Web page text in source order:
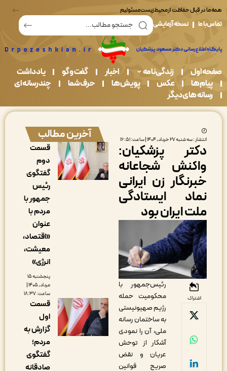
قبال حفاظت از محیط زیست مسئولیم
نسخه آزمایشی
زندگی نامه اخبار گفت و گو
یادداشت
ها
عکس پویش ها حرف شما
چندرسانه ای
های دیگر
: سه شنبه ۲۷ خرداد, ۱۴۰۴ | ساعت: ۱۶:۵۱
پزشکیان:
شجاعانه
زن ایرانی
ایستادگی
ایران بود
رئیس‌جمهور با
محکومیت حمله
رژیم صهیونیستی
به ساختمان رسانه
ملی، آن را نمودی
آشکار از توحش
عریان و نقض
صریح قوانین
آخرین مطالب
قسمت
دوم
گفتگوی
جمهور با
«اقتصاد،
معیشت،
پنجشنبه ۱۵
مرداد, ۱۴۰۵ |
قسمت
اول
گزارش به
گفتگوی
صادقانه